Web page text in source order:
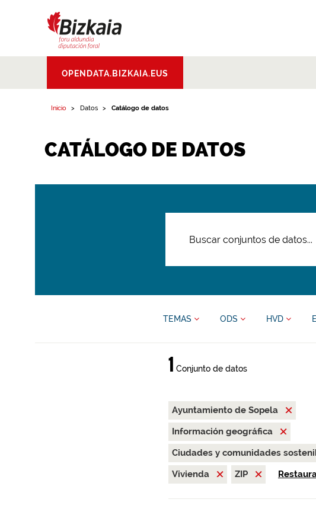
Aldundia.Diputacion
Foral de Bizkaia
OPENDATA.BIZKAIA.EUS
Inicio Datos Catálogo de datos
CATÁLOGO DE DATOS
TEMAS ODS HVD
1 Conjunto de datos
Ayuntamiento de Sopela
Información geográfica
Ciudades y comunidades
Vivienda
ZIP